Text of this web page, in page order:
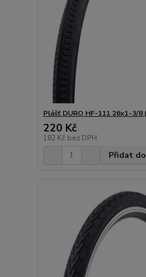
Plášť DURO HF-111 26x1-3/8
220 Kč
182 Kč bez DPH
Přidat